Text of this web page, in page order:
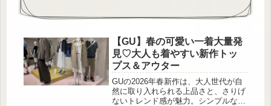
【GU】春の可愛い一着大量発
見♡大人も着やすい新作トッ
プス＆アウター
GUの2026年春新作は、大人世代が自
然に取り入れられる上品さと、さりげ
ないトレンド感が魅力。シンプルな中